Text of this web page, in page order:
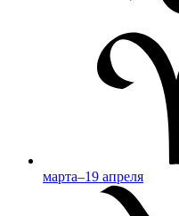
марта–19 апреля